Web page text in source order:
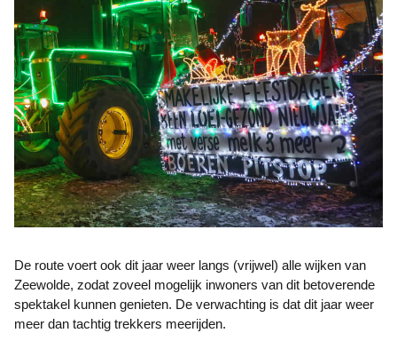
De route voert ook dit jaar weer langs (vrijwel) alle wijken van
Zeewolde, zodat zoveel mogelijk inwoners van dit betoverende
spektakel kunnen genieten. De verwachting is dat dit jaar weer
meer dan tachtig trekkers meerijden.